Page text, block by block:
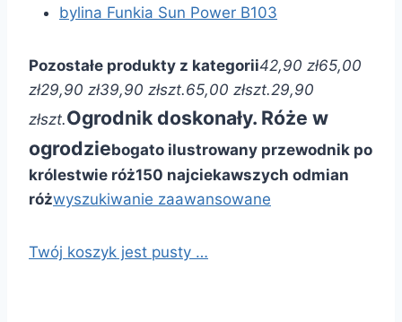
bylina Funkia Sun Power B103
Pozostałe produkty z kategorii42,90 zł65,00
zł29,90 zł39,90 złszt.65,00 złszt.29,90
złszt.Ogrodnik doskonały. Róże w
ogrodziebogato ilustrowany przewodnik po
królestwie róż150 najciekawszych odmian
różwyszukiwanie zaawansowane
Twój koszyk jest pusty …